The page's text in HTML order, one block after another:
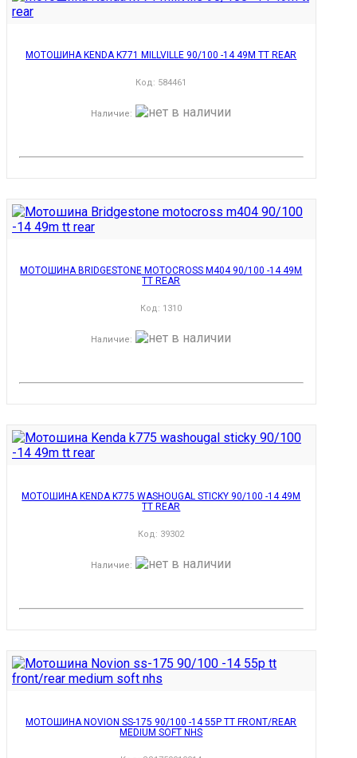
МОТОШИНА KENDA K771 MILLVILLE 90/100 -14 49M TT REAR
Код: 584461
Наличие:
МОТОШИНА BRIDGESTONE MOTOCROSS M404 90/100 -14 49M
TT REAR
Код: 1310
Наличие:
МОТОШИНА KENDA K775 WASHOUGAL STICKY 90/100 -14 49M
TT REAR
Код: 39302
Наличие:
МОТОШИНА NOVION SS-175 90/100 -14 55P TT FRONT/REAR
MEDIUM SOFT NHS